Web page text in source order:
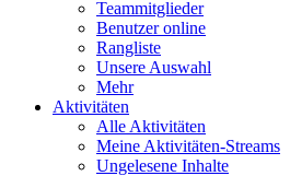
Teammitglieder
Benutzer online
Rangliste
Unsere Auswahl
Mehr
Aktivitäten
Alle Aktivitäten
Meine Aktivitäten-Streams
Ungelesene Inhalte